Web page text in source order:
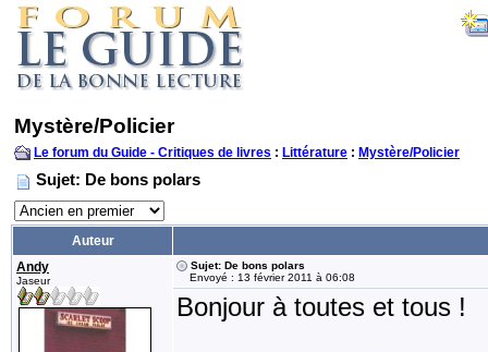
Mystère/Policier
Le forum du Guide - Critiques de livres : Littérature : Mystère/Policier
Sujet: De bons polars
Auteur
Andy
Jaseur
Sujet: De bons polars
Envoyé : 13 février 2011 à 06:08
Bonjour à toutes et tous !